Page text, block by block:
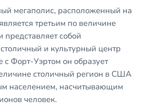
мегаполис, расположенный на
третьим по величине
представляет собой
и культурный центр
с Форт-Уэртом он образует
столичный регион в США
населением, насчитывающим
человек.